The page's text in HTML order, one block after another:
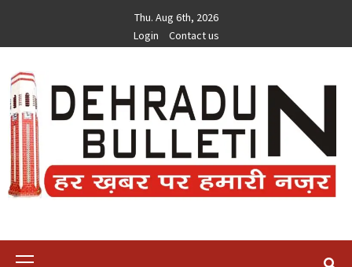
content
Thu. Aug 6th, 2026
Login
Contact us